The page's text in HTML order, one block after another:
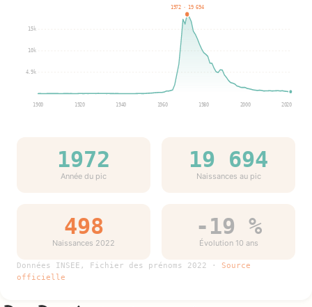
4.9k
10k
15k
1900 1920 1940 1960 1980 2000 2020
1972 · 19 694
1972
Année du pic
19 694
Naissances au pic
498
Naissances 2022
-19 %
Évolution 10 ans
Données INSEE, Fichier des prénoms 2022 · Source
officielle